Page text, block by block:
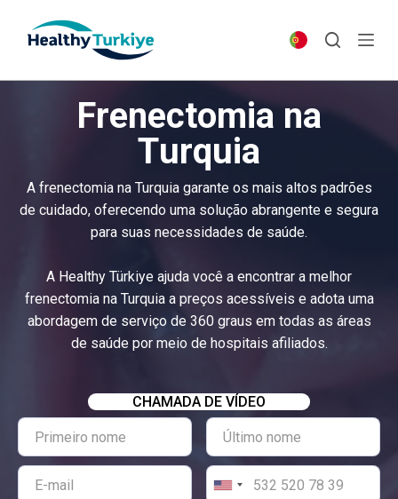
p
t
Frenectomia na
Turquia
A frenectomia na Turquia garante os mais altos padrões
de cuidado, oferecendo uma solução abrangente e segura
para suas necessidades de saúde.
A Healthy Türkiye ajuda você a encontrar a melhor
frenectomia na Turquia a preços acessíveis e adota uma
abordagem de serviço de 360 graus em todas as áreas
de saúde por meio de hospitais afiliados.
CHAMADA DE VÍDEO